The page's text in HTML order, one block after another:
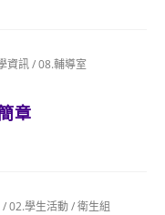
資訊/08.輔導室
章
/02.學生活動/衛生組